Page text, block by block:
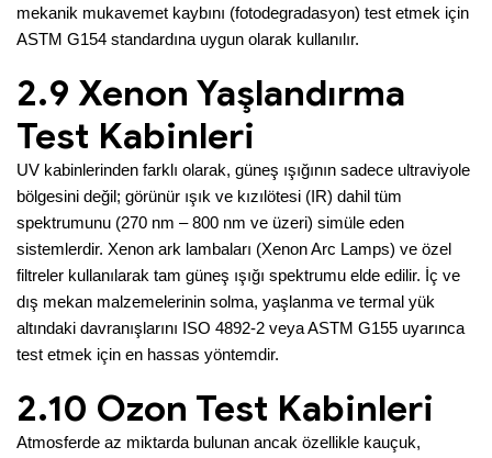
mekanik mukavemet kaybını (fotodegradasyon) test etmek için
ASTM G154 standardına uygun olarak kullanılır.
2.9 Xenon Yaşlandırma
Test Kabinleri
UV kabinlerinden farklı olarak, güneş ışığının sadece ultraviyole
bölgesini değil; görünür ışık ve kızılötesi (IR) dahil tüm
spektrumunu (270 nm – 800 nm ve üzeri) simüle eden
sistemlerdir. Xenon ark lambaları (Xenon Arc Lamps) ve özel
filtreler kullanılarak tam güneş ışığı spektrumu elde edilir. İç ve
dış mekan malzemelerinin solma, yaşlanma ve termal yük
altındaki davranışlarını ISO 4892-2 veya ASTM G155 uyarınca
test etmek için en hassas yöntemdir.
2.10 Ozon Test Kabinleri
Atmosferde az miktarda bulunan ancak özellikle kauçuk,